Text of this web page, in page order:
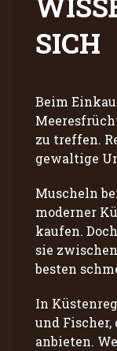
SICH
Beim
zu treffen.
gewaltige
Muscheln
moderner
kaufen.
sie
besten
In
und
anbieten.